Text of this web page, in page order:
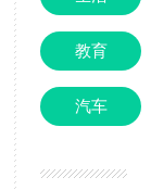
教育
汽车